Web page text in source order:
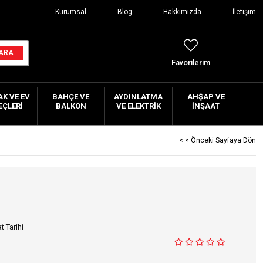
Kurumsal Blog Hakkımızda İletişim
Favorilerim
VE EV
BAHÇE VE
BALKON
AYDINLATMA
VE ELEKTRIK
AHŞAP VE
İNŞAAT
< < Önceki Sayfaya Dön
Tarihi